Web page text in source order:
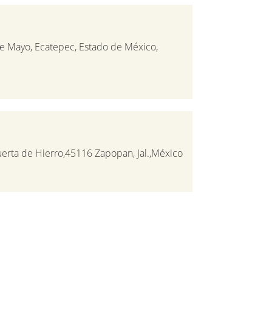
Mayo, Ecatepec, Estado de México,
de Hierro,45116 Zapopan, Jal.,México